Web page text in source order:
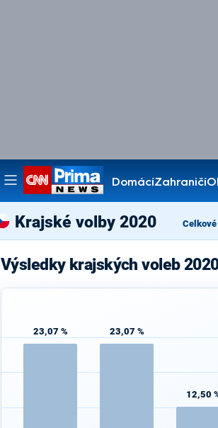
DomácíZahraničí
Pořady
Krajské volby 2020
Výsledky krajských voleb
23,07 % 23,07 %
12,50